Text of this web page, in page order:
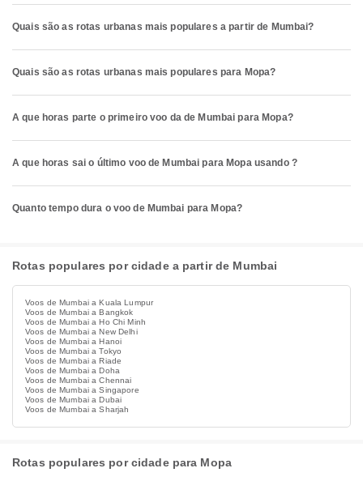
Quais são as rotas urbanas mais populares a partir de Mumbai?
Quais são as rotas urbanas mais populares para Mopa?
A que horas parte o primeiro voo da de Mumbai para Mopa?
A que horas sai o último voo de Mumbai para Mopa usando ?
Quanto tempo dura o voo de Mumbai para Mopa?
Rotas populares por cidade a partir de Mumbai
Voos de Mumbai a Kuala Lumpur
Voos de Mumbai a Bangkok
Voos de Mumbai a Ho Chi Minh
Voos de Mumbai a New Delhi
Voos de Mumbai a Hanoi
Voos de Mumbai a Tokyo
Voos de Mumbai a Riade
Voos de Mumbai a Doha
Voos de Mumbai a Chennai
Voos de Mumbai a Singapore
Voos de Mumbai a Dubai
Voos de Mumbai a Sharjah
Rotas populares por cidade para Mopa